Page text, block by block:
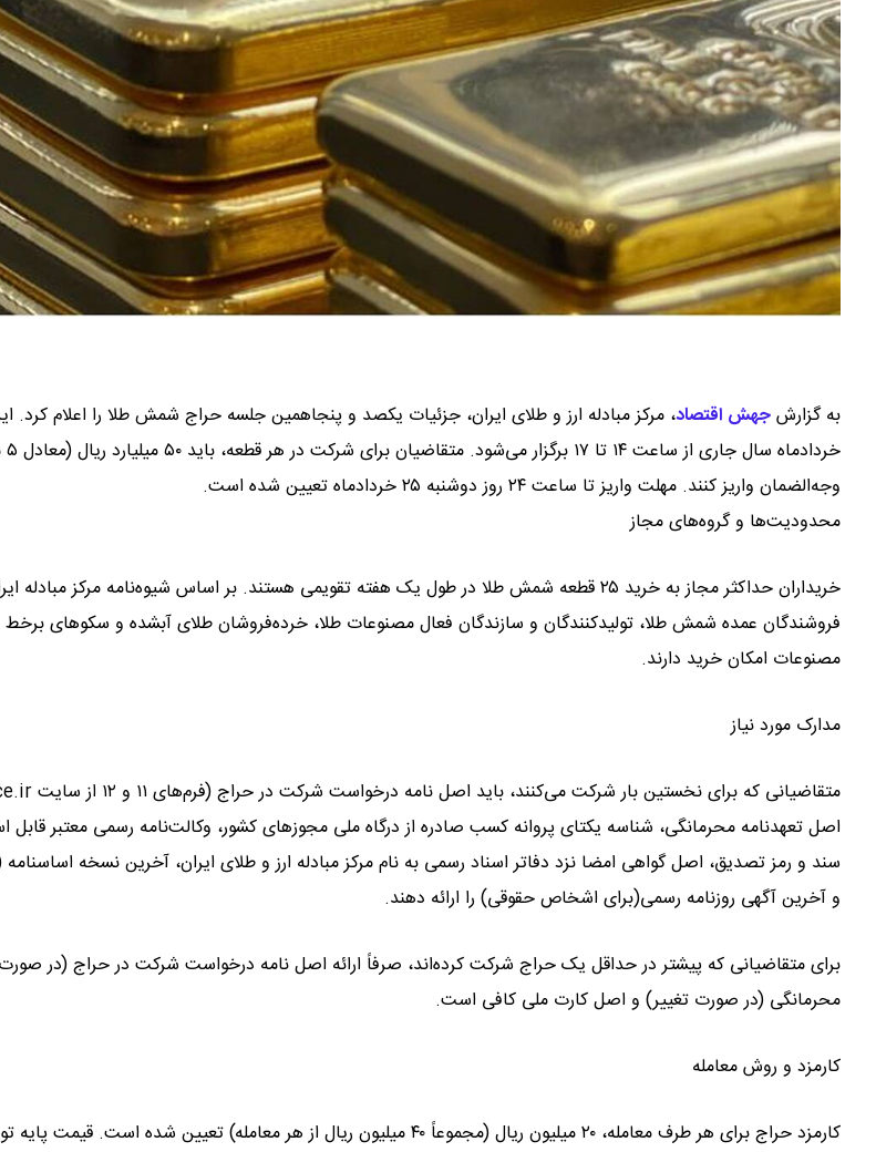
به گزارشجهش اقتصاد،
وجه‌الضمان واریز کنند. مهلت واریز تا ساعت ۲۴ روز دوشنبه ۲۵ خردادماه تعیین شده است.
محدودیت‌ها و گروه‌های مجاز
خریداران حداکثر مجاز به خرید ۲۵ قطعه شمش طلا در طول یک هفته تقویمی هستند. بر اساس شیوه‌نامه مرکز
فروشندگان عمده شمش طلا، تولیدکنندگان و سازندگان فعال مصنوعات طلا، خرده‌فروشان طلای آبشده و سکوهای
مصنوعات امکان خرید دارند.
مدارک مورد نیاز
اصل تعهدنامه محرمانگی، شناسه یکتای پروانه کسب صادره از درگاه ملی مجوزهای کشور، وکالت‌نامه رسمی معتبر قابل
سند و رمز تصدیق، اصل گواهی امضا نزد دفاتر اسناد رسمی به نام مرکز مبادله ارز و طلای ایران، آخرین نسخه
و آخرین آگهی روزنامه رسمی(برای اشخاص حقوقی) را ارائه دهند.
برای متقاضیانی که پیشتر در حداقل یک حراج شرکت کرده‌اند، صرفاً ارائه اصل نامه درخواست شرکت در حراج (در
محرمانگی (در صورت تغییر) و اصل کارت ملی کافی است.
کارمزد و روش معامله
کارمزد حراج برای هر طرف معامله، ۲۰ میلیون ریال (مجموعاً ۴۰ میلیون ریال از هر معامله) تعیین